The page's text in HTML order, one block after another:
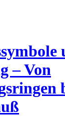
– Von